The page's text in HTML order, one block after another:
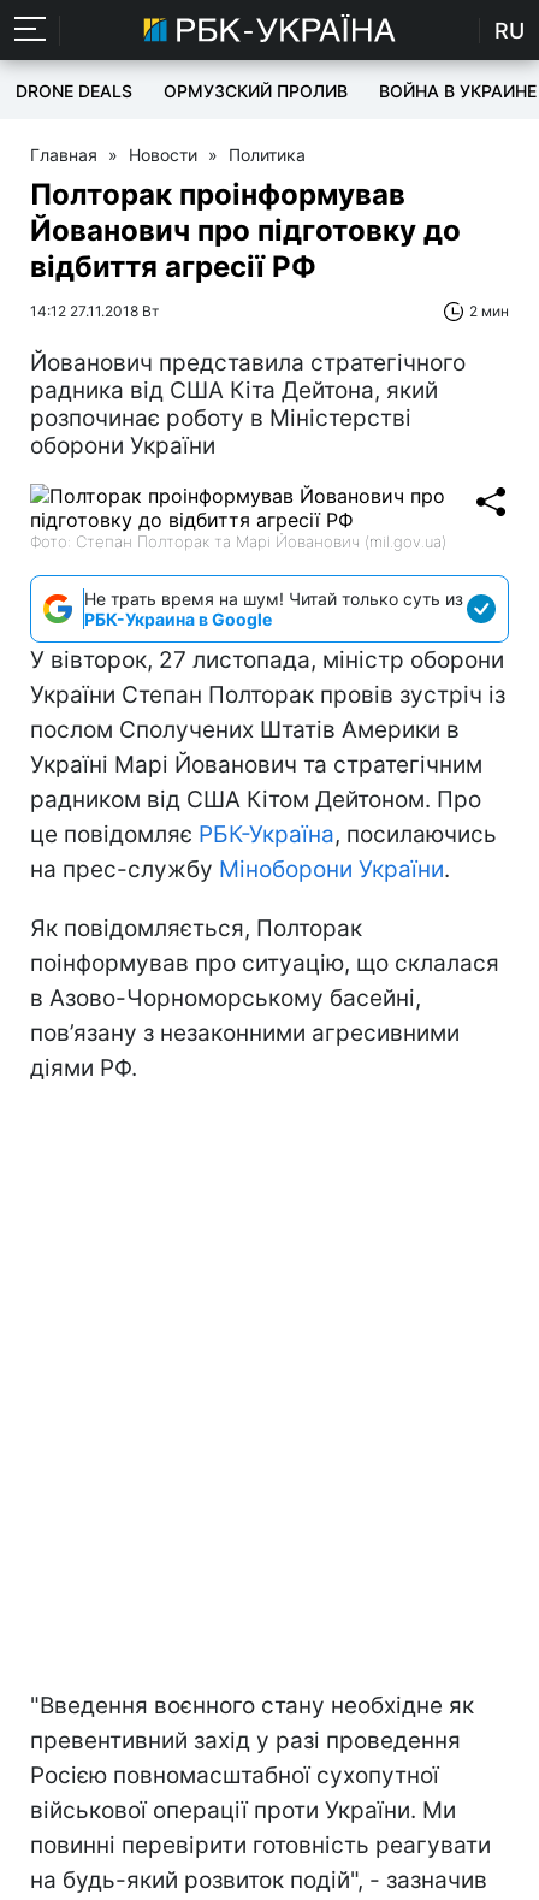
RU
DRONE DEALS ОРМУЗСКИЙ ПРОЛИВ ВОЙНА В УКРАИНЕ
Главная » Новости » Политика
Полторак проінформував
Йованович про підготовку до
відбиття агресії РФ
14:12 27.11.2018 Вт 2 мин
Йованович представила стратегічного
радника від США Кіта Дейтона, який
розпочинає роботу в Міністерстві
оборони України
Фото: Степан Полторак та Марі Йованович (mil.gov.ua)
Не трать время на шум! Читай только суть из
РБК-Украина в Google
У вівторок, 27 листопада, міністр оборони
України Степан Полторак провів зустріч із
послом Сполучених Штатів Америки в
Україні Марі Йованович та стратегічним
радником від США Кітом Дейтоном. Про
це повідомляє РБК-Україна, посилаючись
на прес-службу Міноборони України.
Як повідомляється, Полторак
поінформував про ситуацію, що склалася
в Азово-Чорноморському басейні,
пов’язану з незаконними агресивними
діями РФ.
"Введення воєнного стану необхідне як
превентивний захід у разі проведення
Росією повномасштабної сухопутної
військової операції проти України. Ми
повинні перевірити готовність реагувати
на будь-який розвиток подій", - зазначив